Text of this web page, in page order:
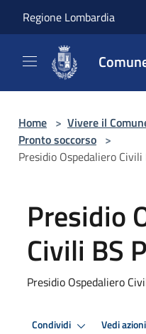
Regione Lombardia
Home > Vivere il
Pronto soccorso >
Presidio Ospedaliero Civili
Presidio
Civili BS
Presidio Ospedaliero
Condividi Vedi azioni